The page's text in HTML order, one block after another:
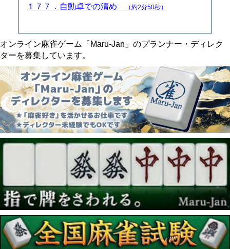
１７７．自動卓での清め （約2分50秒）
オンライン麻雀ゲーム「Maru-Jan」のプランナー・ディレク
ターを募集しています。